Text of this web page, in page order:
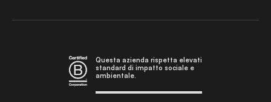
Questa azienda rispetta elevati
standard di impatto sociale e
ambientale.